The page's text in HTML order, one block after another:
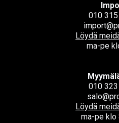
010
Löydä
ma-pe
010
Löydä
ma-pe klo